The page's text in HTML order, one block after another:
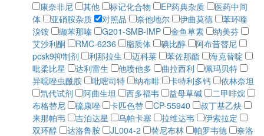
康奈非尼
其他 标记化合物 EP药典杂质
医药中间
体
亚硝胺杂质 对照品 奈他地尔 伊曲莫德
苯环喹
溴铵
缬苯那嗪 G201-SMB-IMP 金鱼草素
纳美芬
艾沙利酮
RMC-6236 脂质体 碘比醇
阿布昔替尼
pcsk9抑制剂
利那拉生 迈科莱 苯佐那酯
海克替啶
吡柔比星
达利雷生 他喷他多 曲拉西利
佩玛贝特
异噁唑虫酰胺
吡嘧司特 纳布啡 卡特利多钙
依林奈坦
氘代试剂
阿曲生坦 西多福韦 益母草碱
二甲啡烷
布格替尼
硫康唑 卡匹色替 CP-55940
叔丁基乙炔
来那帕韦
吉泊达星 乌帕卡塞 拉维达韦
伊索拉定
双环醇
达洛鲁胺 JL004-2 替尼布林 帕罗韦德
奈洛